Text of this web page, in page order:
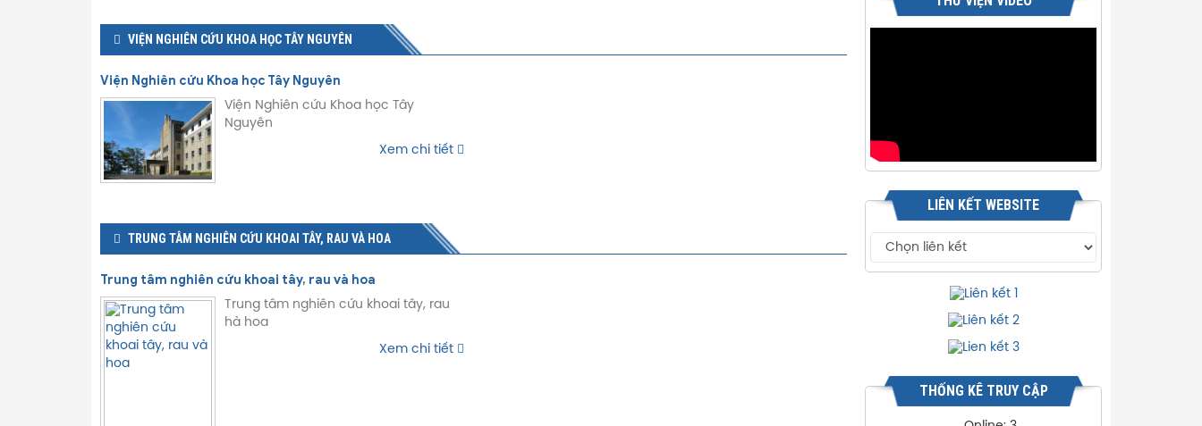
VIỆN NGHIÊN CỨU KHOA HỌC TÂY NGUYÊN
Viện Nghiên cứu Khoa học Tây Nguyên
Viện Nghiên cứu Khoa học Tây
Nguyên
Xem chi tiết
TRUNG TÂM NGHIÊN CỨU KHOAI TÂY, RAU VÀ HOA
Trung tâm nghiên cứu khoai tây, rau và hoa
Trung tâm nghiên cứu khoai tây, rau
hà hoa
Xem chi tiết
LIÊN KẾT WEBSITE
THỐNG KÊ TRUY CẬP